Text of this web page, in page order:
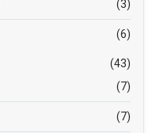
(3)
(6)
(43)
(7)
(7)